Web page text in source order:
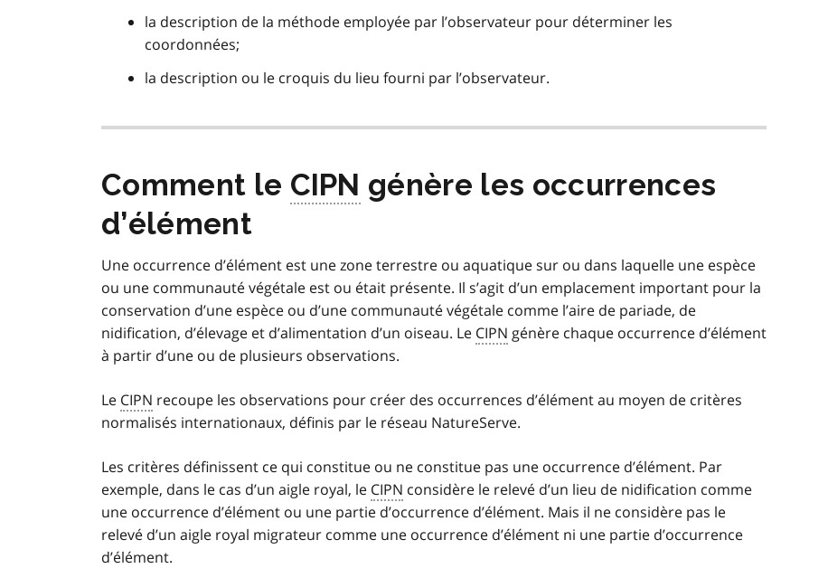
la description de la méthode employée par l’observateur pour déterminer les
coordonnées;
la description ou le croquis du lieu fourni par l’observateur.
Comment le CIPN génère les occurrences
d’élément
Une occurrence d’élément est une zone terrestre ou aquatique sur ou dans laquelle une espèce
ou une communauté végétale est ou était présente. Il s’agit d’un emplacement important pour la
conservation d’une espèce ou d’une communauté végétale comme l’aire de pariade, de
nidification, d’élevage et d’alimentation d’un oiseau. Le CIPN génère chaque occurrence d’élément
à partir d’une ou de plusieurs observations.
Le CIPN recoupe les observations pour créer des occurrences d’élément au moyen de critères
normalisés internationaux, définis par le réseau NatureServe.
Les critères définissent ce qui constitue ou ne constitue pas une occurrence d’élément. Par
exemple, dans le cas d’un aigle royal, le CIPN considère le relevé d’un lieu de nidification comme
une occurrence d’élément ou une partie d’occurrence d’élément. Mais il ne considère pas le
relevé d’un aigle royal migrateur comme une occurrence d’élément ni une partie d’occurrence
d’élément.